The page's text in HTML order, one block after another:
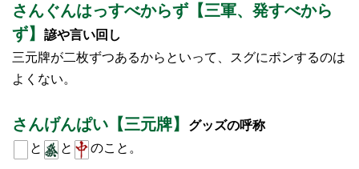
さんぐんはっすべからず【三軍、発すべから
ず】 諺や言い回し
三元牌が二枚ずつあるからといって、スグにポンするのは
よくない。
さんげんぱい【三元牌】 グッズの呼称
と と のこと。